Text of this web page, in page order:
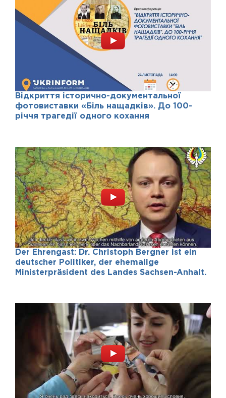
Відкриття історично-документальної
фотовиставки «Біль нащадків». До 100-
річчя трагедії одного кохання
Der Ehrengast: Dr. Christoph Bergner ist ein
deutscher Politiker, der ehemalige
Ministerpräsident des Landes Sachsen-Anhalt.